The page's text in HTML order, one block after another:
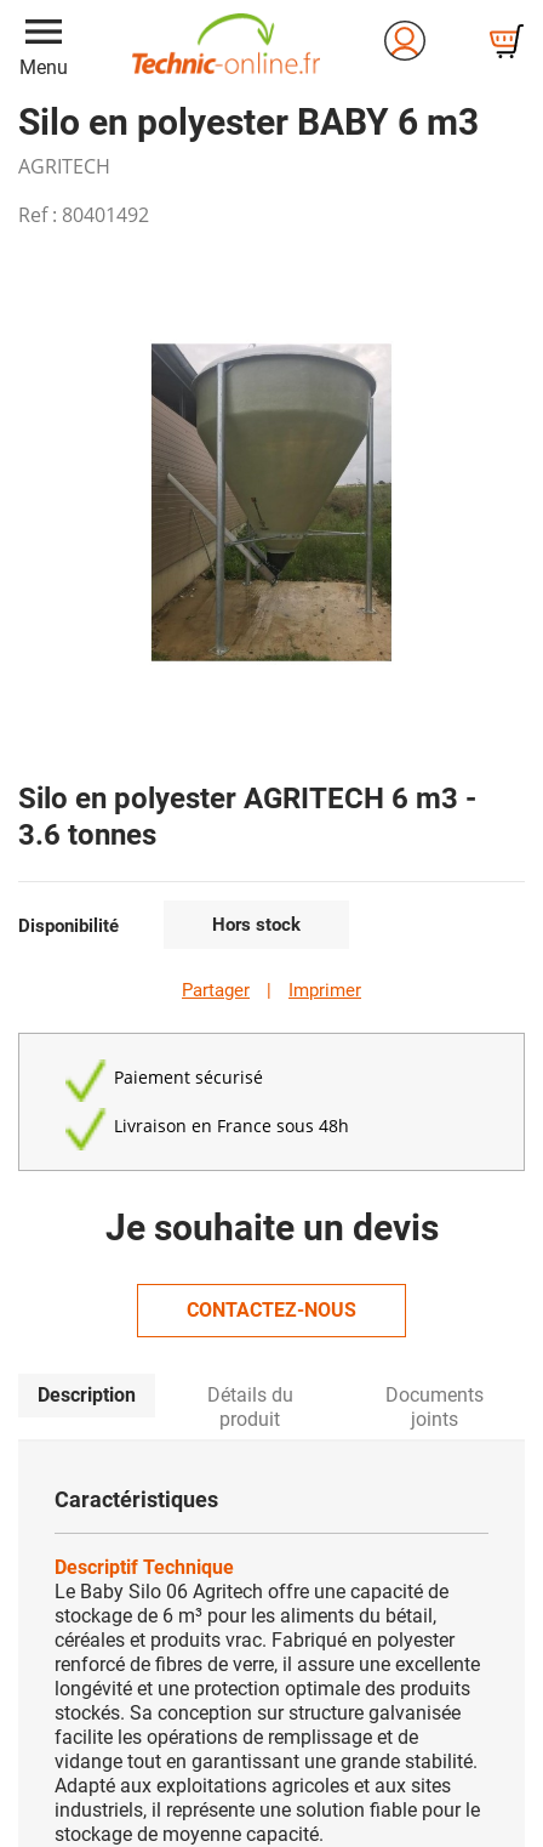
menu
Menu
Silo en polyester BABY 6 m3
AGRITECH
Ref : 80401492
Silo en polyester AGRITECH 6 m3 -
3.6 tonnes
Disponibilité Hors stock
Partager | Imprimer
Paiement sécurisé
Livraison en France sous 48h
Je souhaite un devis
CONTACTEZ-NOUS
Description
Détails du
produit
Documents
joints
Caractéristiques
Descriptif Technique
Le Baby Silo 06 Agritech offre une capacité de
stockage de 6 m³ pour les aliments du bétail,
céréales et produits vrac. Fabriqué en polyester
renforcé de fibres de verre, il assure une excellente
longévité et une protection optimale des produits
stockés. Sa conception sur structure galvanisée
facilite les opérations de remplissage et de
vidange tout en garantissant une grande stabilité.
Adapté aux exploitations agricoles et aux sites
industriels, il représente une solution fiable pour le
stockage de moyenne capacité.